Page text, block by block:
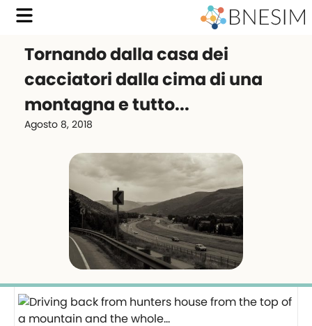
Tornando dalla casa dei
cacciatori dalla cima di una
montagna e tutto...
Agosto 8, 2018